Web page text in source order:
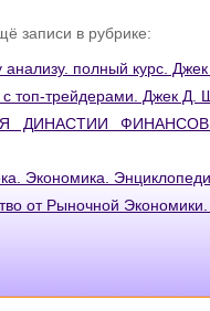
записи в рубрике:
анализу. полный курс.
трейдерами. Джек Д.
ДИНАСТИИ
Экономика.
от Рыночной